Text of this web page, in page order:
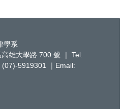
學系
雄大學路 700 號 ｜ Tel:
5919301 ｜Email: